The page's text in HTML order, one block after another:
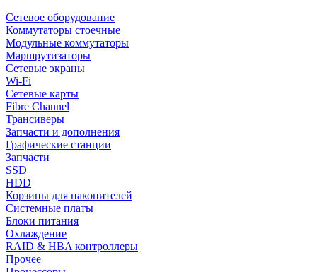
Сетевое оборудование
Коммутаторы стоечные
Модульные коммутаторы
Маршрутизаторы
Сетевые экраны
Wi-Fi
Сетевые карты
Fibre Channel
Трансиверы
Запчасти и дополнения
Графические станции
Запчасти
SSD
HDD
Корзины для накопителей
Системные платы
Блоки питания
Охлаждение
RAID & HBA контроллеры
Прочее